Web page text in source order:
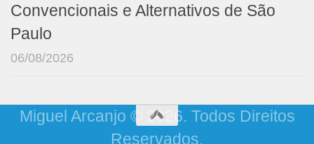
Convencionais e Alternativos de São
Paulo
06/08/2026
Miguel Arcanjo © 2026. Todos Direitos
Reservados.